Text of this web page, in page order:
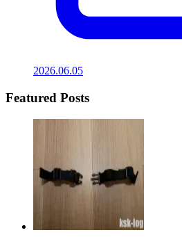
2026.06.05
Featured Posts